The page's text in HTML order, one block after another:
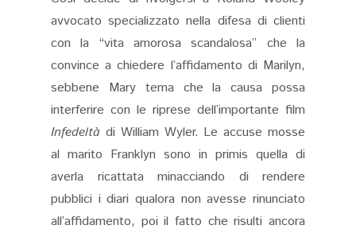
avvocato specializzato nella difesa di clienti
con la “vita amorosa scandalosa” che la
convince a chiedere l’affidamento di Marilyn,
sebbene Mary tema che la causa possa
interferire con le riprese dell’importante film
Infedeltà di William Wyler. Le accuse mosse
al marito Franklyn sono in primis quella di
averla ricattata minacciando di rendere
pubblici i diari qualora non avesse rinunciato
all’affidamento, poi il fatto che risulti ancora